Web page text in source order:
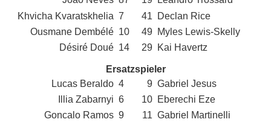
Khvicha Kvaratskhelia 7 41
Declan Rice
Ousmane Dembélé 10 49 Myles Lewis-Skelly
Désiré Doué 14 29 Kai Havertz
Ersatzspieler
Lucas Beraldo 4 9 Gabriel Jesus
Illia Zabarnyi 6 10 Eberechi Eze
Goncalo Ramos 9 11 Gabriel Martinelli